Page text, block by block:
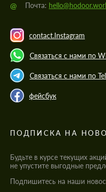
@ Почта:
contact.Instagram
Связаться с нами по
Связаться с нами по
фейсбук
ПОДПИСКА НА
Будьте в курсе текущих
не упустите выгодные
Подпишитесь на наши